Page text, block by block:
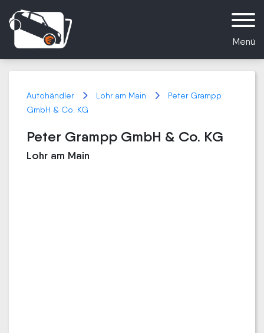
Menü
Autohändler Lohr am Main
Peter Grampp
GmbH & Co. KG
Peter Grampp GmbH & Co. KG
Lohr am Main